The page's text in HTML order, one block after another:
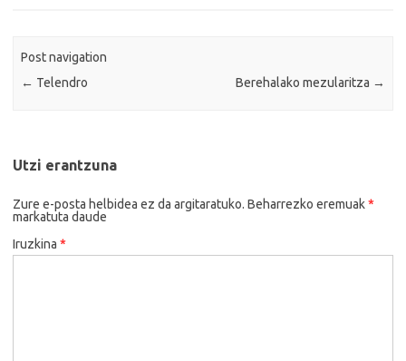
Post navigation
← Telendro Berehalako mezularitza →
Utzi erantzuna
Zure e-posta helbidea ez da argitaratuko. Beharrezko eremuak*
markatuta daude
Iruzkina *